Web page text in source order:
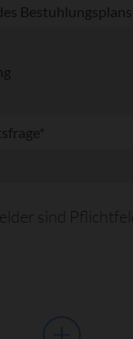
Bestuhlungsplans
*
sind